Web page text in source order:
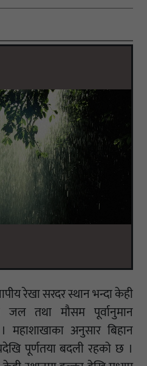
रेखा सरदर स्थान भन्दा केही
जल तथा मौसम पूर्वानुमान
अनुसार बिहान
पूर्णतया बदली रहको छ ।